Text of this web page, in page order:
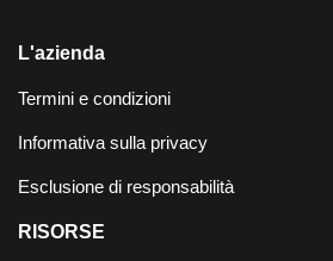
L'azienda
Termini e condizioni
Informativa sulla privacy
Esclusione di responsabilità
RISORSE